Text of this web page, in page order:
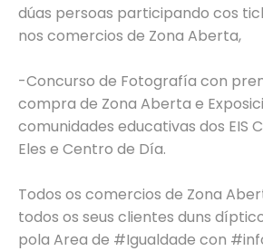
dúas persoas participando cos
nos comercios de Zona Aberta,
-Concurso de Fotografía con
compra de Zona Aberta e
comunidades educativas dos EIS
Eles e Centro de Día.
Todos os comercios de Zona
todos os seus clientes duns
pola Area de #Igualdade con